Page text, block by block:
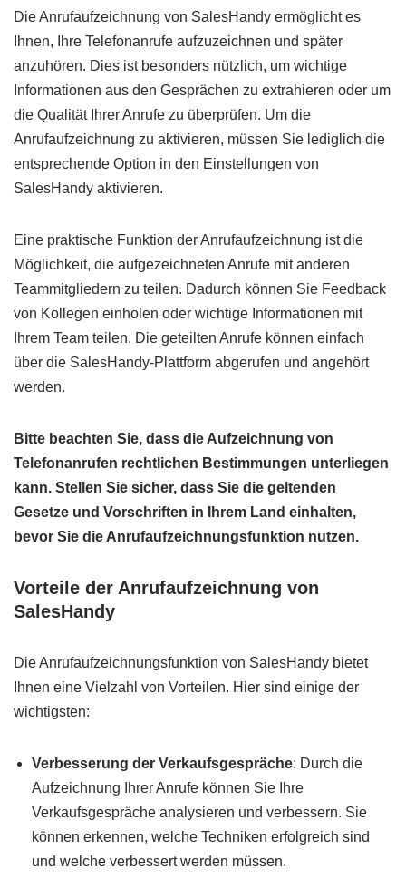
Die Anrufaufzeichnung von SalesHandy ermöglicht es
Ihnen, Ihre Telefonanrufe aufzuzeichnen und später
anzuhören. Dies ist besonders nützlich, um wichtige
Informationen aus den Gesprächen zu extrahieren oder um
die Qualität Ihrer Anrufe zu überprüfen. Um die
Anrufaufzeichnung zu aktivieren, müssen Sie lediglich die
entsprechende Option in den Einstellungen von
SalesHandy aktivieren.
Eine praktische Funktion der Anrufaufzeichnung ist die
Möglichkeit, die aufgezeichneten Anrufe mit anderen
Teammitgliedern zu teilen. Dadurch können Sie Feedback
von Kollegen einholen oder wichtige Informationen mit
Ihrem Team teilen. Die geteilten Anrufe können einfach
über die SalesHandy-Plattform abgerufen und angehört
werden.
Bitte beachten Sie, dass die Aufzeichnung von
Telefonanrufen rechtlichen Bestimmungen unterliegen
kann. Stellen Sie sicher, dass Sie die geltenden
Gesetze und Vorschriften in Ihrem Land einhalten,
bevor Sie die Anrufaufzeichnungsfunktion nutzen.
Vorteile der Anrufaufzeichnung von
SalesHandy
Die Anrufaufzeichnungsfunktion von SalesHandy bietet
Ihnen eine Vielzahl von Vorteilen. Hier sind einige der
wichtigsten:
Verbesserung der Verkaufsgespräche: Durch die
Aufzeichnung Ihrer Anrufe können Sie Ihre
Verkaufsgespräche analysieren und verbessern. Sie
können erkennen, welche Techniken erfolgreich sind
und welche verbessert werden müssen.